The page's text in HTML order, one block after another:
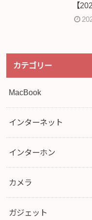
【
カテゴリー
MacBook
インターネット
インターホン
カメラ
ガジェット